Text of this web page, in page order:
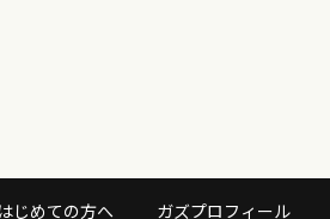
じめての方へ ガズプロフィール